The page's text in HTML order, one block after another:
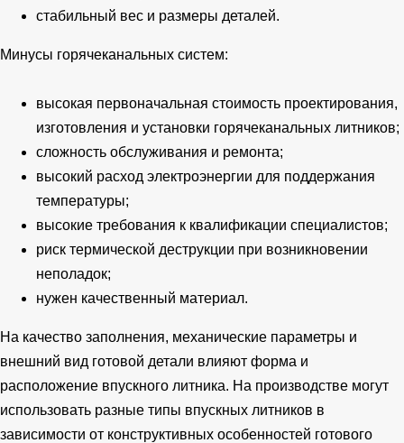
стабильный вес и размеры деталей.
Минусы горячеканальных систем:
высокая первоначальная стоимость проектирования,
изготовления и установки горячеканальных литников;
сложность обслуживания и ремонта;
высокий расход электроэнергии для поддержания
температуры;
высокие требования к квалификации специалистов;
риск термической деструкции при возникновении
неполадок;
нужен качественный материал.
На качество заполнения, механические параметры и
внешний вид готовой детали влияют форма и
расположение впускного литника. На производстве могут
использовать разные типы впускных литников в
зависимости от конструктивных особенностей готового